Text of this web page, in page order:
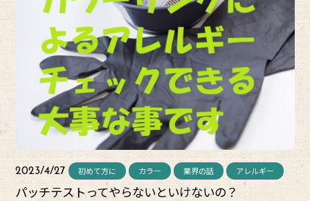
2023/4/27 初めて方に カラー 業界の話 アレルギー
パッチテストってやらないといけないの？